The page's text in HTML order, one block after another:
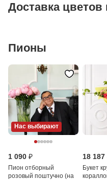
Доставка
Пионы
Нас выбирают
1 090 ₽
Пион отборный
розовый поштучно (на
18 187
Букет